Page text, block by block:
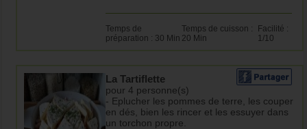
Temps de
préparation : 30 Min
Temps de cuisson :
20 Min
Facilité :
1/10
La Tartiflette
pour 4 personne(s)
- Eplucher les pommes de terre, les couper
en dés, bien les rincer et les essuyer dans
un torchon propre.